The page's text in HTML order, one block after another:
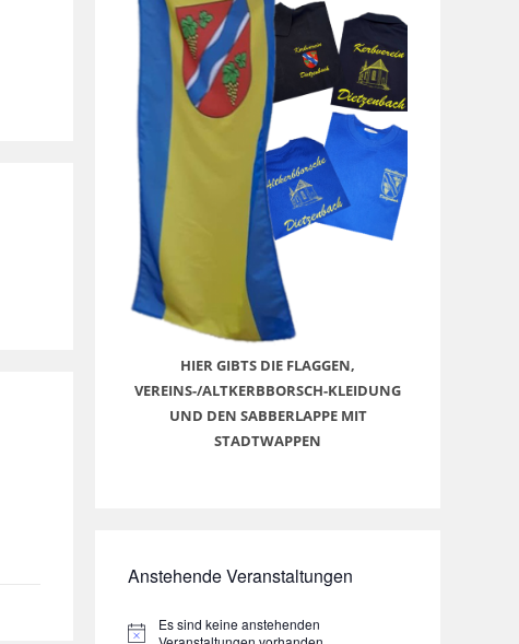
HIER GIBTS DIE FLAGGEN,
VEREINS-/ALTKERBBORSCH-KLEIDUNG
UND DEN SABBERLAPPE MIT
STADTWAPPEN
Anstehende Veranstaltungen
H
Es sind keine anstehenden